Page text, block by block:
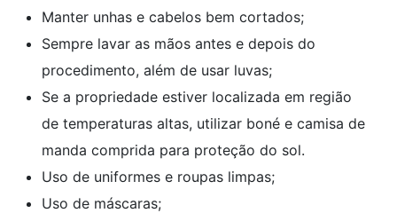
Manter unhas e cabelos bem cortados;
Sempre lavar as mãos antes e depois do
procedimento, além de usar luvas;
Se a propriedade estiver localizada em região
de temperaturas altas, utilizar boné e camisa de
manda comprida para proteção do sol.
Uso de uniformes e roupas limpas;
Uso de máscaras;